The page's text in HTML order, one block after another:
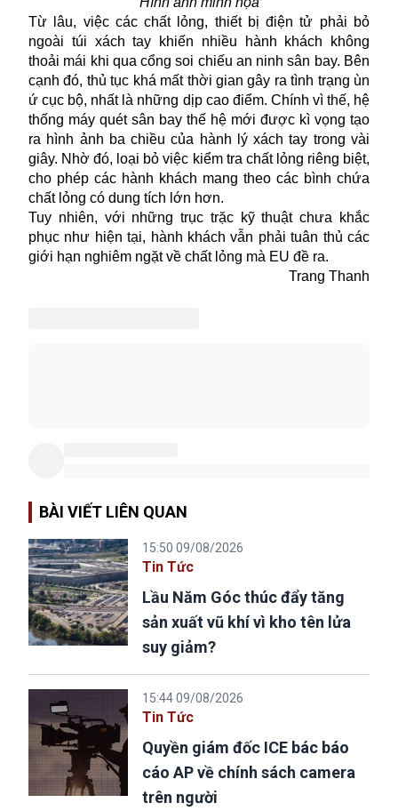
Từ lâu, việc các chất lỏng, thiết bị điện tử phải bỏ
ngoài túi xách tay khiến nhiều hành khách không
thoải mái khi qua cổng soi chiếu an ninh sân bay. Bên
cạnh đó, thủ tục khá mất thời gian gây ra tình trạng ùn
ứ cục bộ, nhất là những dịp cao điểm. Chính vì thế, hệ
thống máy quét sân bay thế hệ mới được kì vọng tạo
ra hình ảnh ba chiều của hành lý xách tay trong vài
giây. Nhờ đó, loại bỏ việc kiểm tra chất lỏng riêng biệt,
cho phép các hành khách mang theo các bình chứa
chất lỏng có dung tích lớn hơn.
Tuy nhiên, với những trục trặc kỹ thuật chưa khắc
phục như hiện tại, hành khách vẫn phải tuân thủ các
giới hạn nghiêm ngặt về chất lỏng mà EU đề ra.
Trang Thanh
BÀI VIẾT LIÊN QUAN
15:50 09/08/2026
Tin Tức
Lầu Năm Góc thúc đẩy tăng
sản xuất vũ khí vì kho tên lửa
suy giảm?
15:44 09/08/2026
Tin Tức
Quyền giám đốc ICE bác báo
cáo AP về chính sách camera
trên người